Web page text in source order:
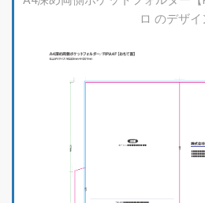
ロ のデザイ